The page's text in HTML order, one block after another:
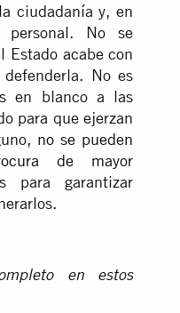
ciudadanía y, en
personal. No se
Estado acabe con
No es
en blanco a las
para que ejerzan
no se pueden
de mayor
para garantizar
en estos